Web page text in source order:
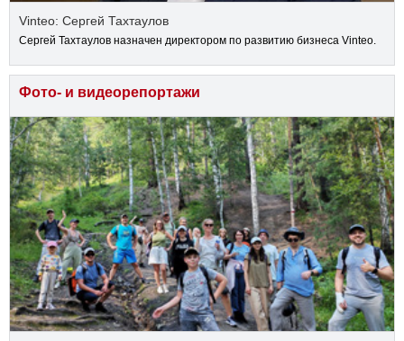
Vinteo: Сергей Тахтаулов
Сергей Тахтаулов назначен директором по развитию бизнеса Vinteo.
Фото- и видеорепортажи